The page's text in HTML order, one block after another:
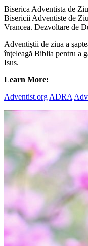
Biserica Adventista de
Bisericii Adventiste de
Vrancea. Dezvoltare de
Adventiştii de ziua a
înţeleagă Biblia pentru a
Isus.
Learn More:
Adventist.org ADRA